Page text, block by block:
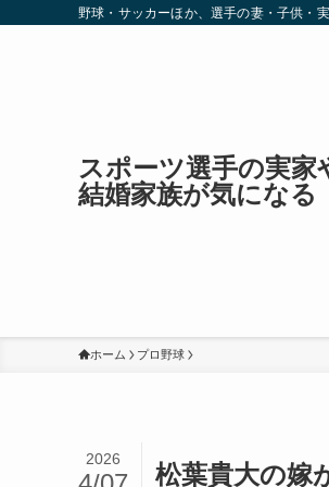
野球・サッカーほか、選手の妻・子供・
スポーツ選手の実家
結婚家族が気になる
ホーム プロ野球
松葉貴大の嫁
2026